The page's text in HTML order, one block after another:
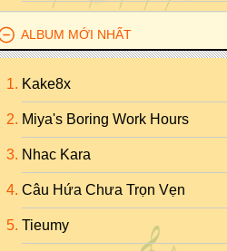
ALBUM MỚI NHẤT
Kake8x
Miya's Boring Work Hours
Nhac Kara
Câu Hứa Chưa Trọn Vẹn
Tieumy